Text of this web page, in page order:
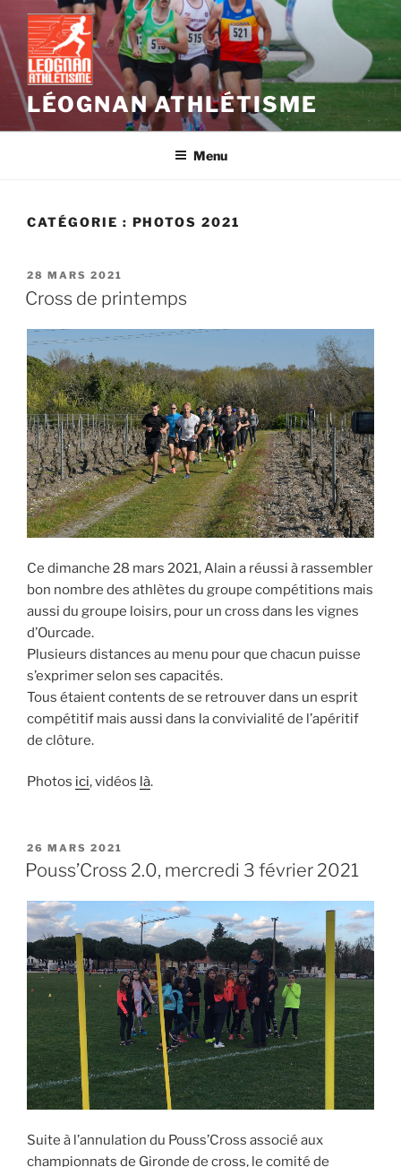
Aller
au
contenu
principal
LÉOGNAN ATHLÉTISME
Menu
CATÉGORIE : PHOTOS 2021
PUBLIÉ
LE
28 MARS 2021
Cross de printemps
Ce dimanche 28 mars 2021, Alain a réussi à rassembler
bon nombre des athlètes du groupe compétitions mais
aussi du groupe loisirs, pour un cross dans les vignes
d’Ourcade.
Plusieurs distances au menu pour que chacun puisse
s’exprimer selon ses capacités.
Tous étaient contents de se retrouver dans un esprit
compétitif mais aussi dans la convivialité de l’apéritif
de clôture.
Photos ici, vidéos là.
PUBLIÉ
LE
26 MARS 2021
Pouss’Cross 2.0, mercredi 3 février 2021
Suite à l’annulation du Pouss’Cross associé aux
championnats de Gironde de cross, le comité de